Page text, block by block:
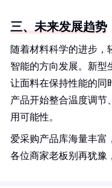
三、未来发展趋势
随着材料科学的进步，
智能的方向发展。新型
让面料在保持性能的同
产品开始整合温度调节
用可能性。
爱采购产品库海量丰富
各位商家老板别再犹豫